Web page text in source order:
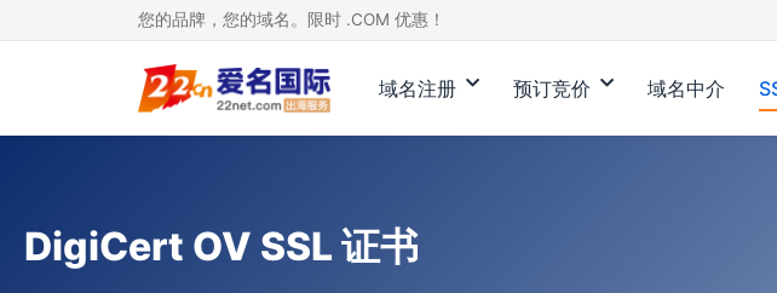
您的品牌，您的域名。限时 .COM 优惠！
域名注册 预订竞价 域名中介
DigiCert OV SSL 证书